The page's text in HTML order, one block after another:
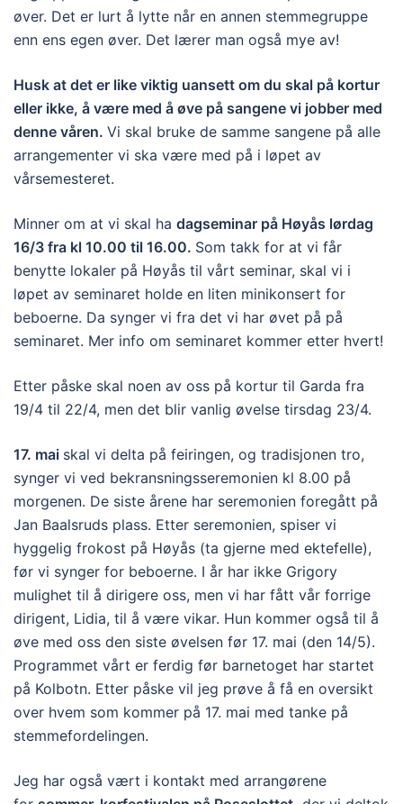
øver. Det er lurt å lytte når en annen stemmegruppe
enn ens egen øver. Det lærer man også mye av!
Husk at det er like viktig uansett om du skal på kortur
eller ikke, å være med å øve på sangene vi jobber med
denne våren. Vi skal bruke de samme sangene på alle
arrangementer vi ska være med på i løpet av
vårsemesteret.
Minner om at vi skal ha dagseminar på Høyås lørdag
16/3 fra kl 10.00 til 16.00. Som takk for at vi får
benytte lokaler på Høyås til vårt seminar, skal vi i
løpet av seminaret holde en liten minikonsert for
beboerne. Da synger vi fra det vi har øvet på på
seminaret. Mer info om seminaret kommer etter hvert!
Etter påske skal noen av oss på kortur til Garda fra
19/4 til 22/4, men det blir vanlig øvelse tirsdag 23/4.
17. mai skal vi delta på feiringen, og tradisjonen tro,
synger vi ved bekransningsseremonien kl 8.00 på
morgenen. De siste årene har seremonien foregått på
Jan Baalsruds plass. Etter seremonien, spiser vi
hyggelig frokost på Høyås (ta gjerne med ektefelle),
før vi synger for beboerne. I år har ikke Grigory
mulighet til å dirigere oss, men vi har fått vår forrige
dirigent, Lidia, til å være vikar. Hun kommer også til å
øve med oss den siste øvelsen før 17. mai (den 14/5).
Programmet vårt er ferdig før barnetoget har startet
på Kolbotn. Etter påske vil jeg prøve å få en oversikt
over hvem som kommer på 17. mai med tanke på
stemmefordelingen.
Jeg har også vært i kontakt med arrangørene